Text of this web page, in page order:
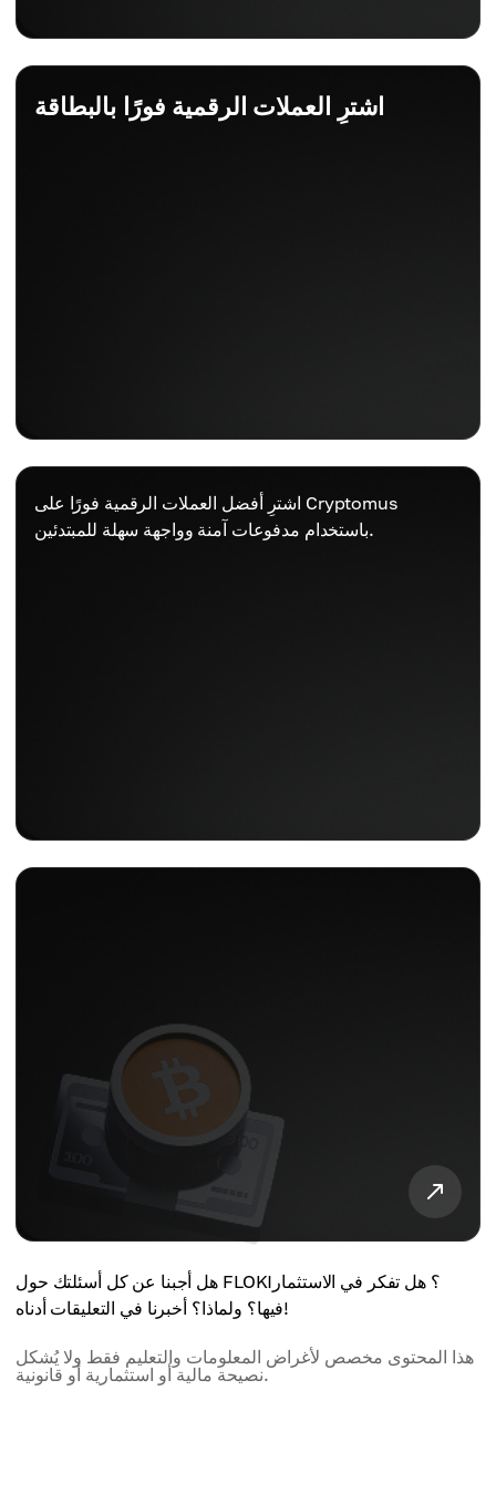
اشترِ العملات الرقمية فورًا بالبطاقة
اشترِ أفضل العملات الرقمية فورًا على Cryptomus
باستخدام مدفوعات آمنة وواجهة سهلة للمبتدئين.
هل أجبنا عن كل أسئلتك حول FLOKI؟ هل تفكر في الاستثمار
فيها؟ ولماذا؟ أخبرنا في التعليقات أدناه!
هذا المحتوى مخصص لأغراض المعلومات والتعليم فقط ولا يُشكل
نصيحة مالية أو استثمارية أو قانونية.